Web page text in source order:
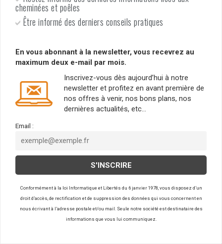
cheminées et poêles
Être informé des derniers conseils pratiques
En vous abonnant à la newsletter, vous recevrez au
maximum deux e-mail par mois.
Inscrivez-vous dès aujourd’hui à notre
newsletter et profitez en avant première de
nos offres à venir, nos bons plans, nos
dernières actualités, etc…
Email :
Conformément à la loi Informatique et Libertés du 6 janvier 1978, vous disposez d’un
droit d’accès, de rectification et de suppression des données qui vous concernent en
nous écrivant à l’adresse postale et/ou mail. Seule notre société est destinataire des
informations que vous lui communiquez.